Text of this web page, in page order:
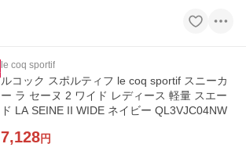
le coq sportif
ルコック スポルティフ le coq sportif スニーカ
ー ラ セーヌ 2 ワイド レディース 軽量 スエー
ド LA SEINE II WIDE ネイビー QL3VJC04NW
7,128円